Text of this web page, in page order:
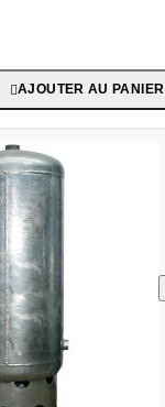
AJOUTER AU PANIER